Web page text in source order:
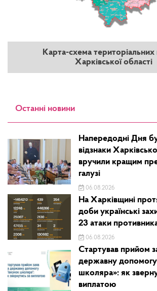
Карта-схема
Харківської області
Останні новини
Напередодні Дня
відзнаки
вручили кращим
галузі
06.08.2026
На Харківщині
доби українські
23 атаки
06.08.2026
Стартував прийом
державну
школяра»: як
виплатою